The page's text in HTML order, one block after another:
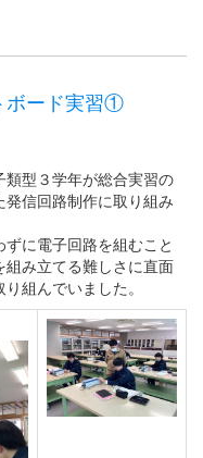
ボード実習①
型３学年が総合実習の
信回路制作に取り組み
に電子回路を組むこと
み立てる難しさに直面
組んでいました。